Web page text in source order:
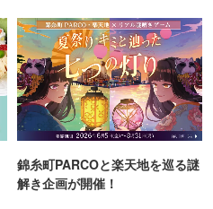
錦糸町PARCOと楽天地を巡る謎
解き企画が開催！